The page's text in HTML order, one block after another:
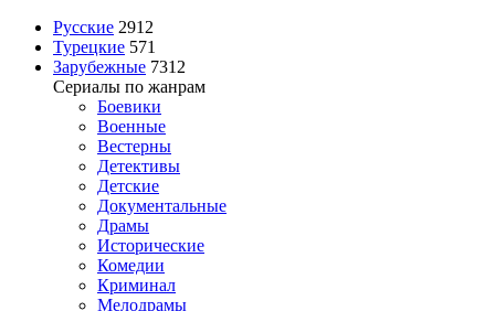
Русские 2912
Турецкие 571
Зарубежные 7312
Сериалы по жанрам
Боевики
Военные
Вестерны
Детективы
Детские
Документальные
Драмы
Исторические
Комедии
Криминал
Мелодрамы